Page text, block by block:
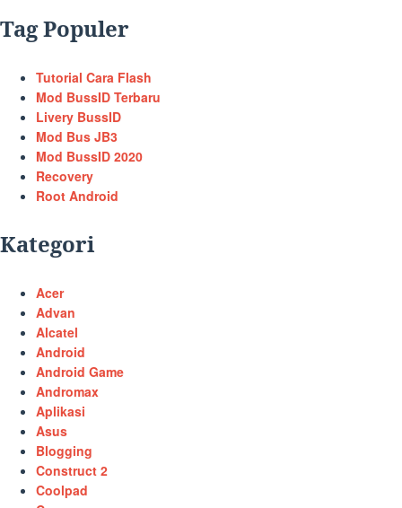
Tag Populer
Tutorial Cara Flash
Mod BussID Terbaru
Livery BussID
Mod Bus JB3
Mod BussID 2020
Recovery
Root Android
Kategori
Acer
Advan
Alcatel
Android
Android Game
Andromax
Aplikasi
Asus
Blogging
Construct 2
Coolpad